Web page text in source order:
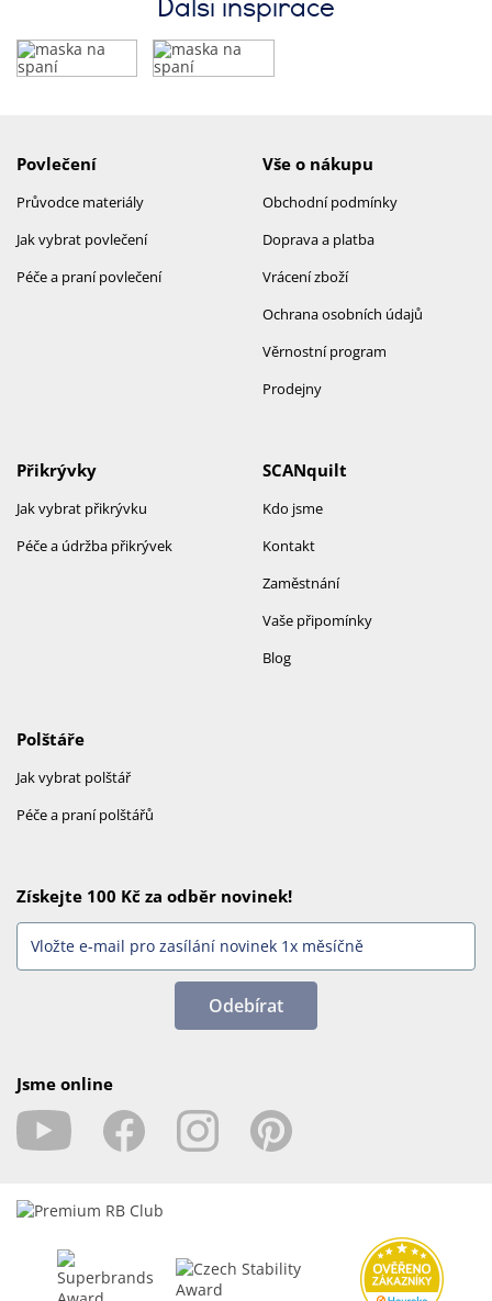
Povlečení
Průvodce materiály
Jak vybrat povlečení
Péče a praní povlečení
Vše o nákupu
Obchodní podmínky
Doprava a platba
Vrácení zboží
Ochrana osobních údajů
Věrnostní program
Prodejny
SCANquilt
Kdo jsme
Kontakt
Zaměstnání
Vaše připomínky
Blog
Přikrývky
Jak vybrat přikrývku
Péče a údržba přikrývek
Polštáře
Jak vybrat polštář
Péče a praní polštářů
Získejte 100 Kč za odběr novinek!
Odebírat
Jsme online